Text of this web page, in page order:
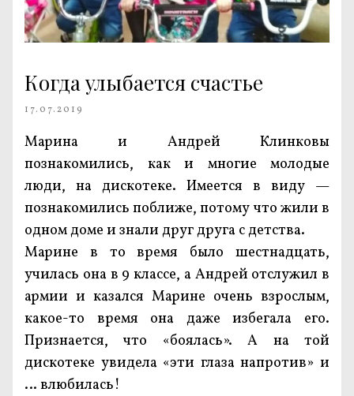
Когда улыбается счастье
17.07.2019
Марина и Андрей Клинковы
познакомились, как и многие молодые
люди, на дискотеке. Имеется в виду —
познакомились поближе, потому что жили в
одном доме и знали друг друга с детства.
Марине в то время было шестнадцать,
училась она в 9 классе, а Андрей отслужил в
армии и казался Марине очень взрослым,
какое-то время она даже избегала его.
Признается, что «боялась». А на той
дискотеке увидела «эти глаза напротив» и
… влюбилась!